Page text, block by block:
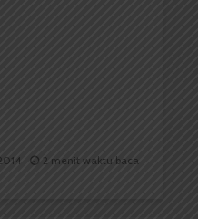
2 menit waktu baca